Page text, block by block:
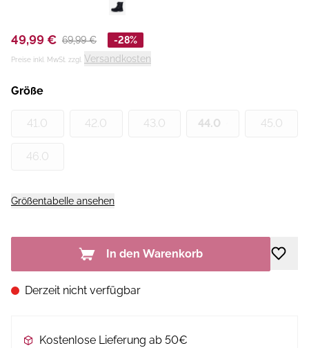
49,99 € 69,99 € -28%
Preise inkl. MwSt. zzgl. Versandkosten
Größe
41.0 42.0 43.0 44.0 45.0
46.0
Größentabelle ansehen
In den Warenkorb
Derzeit nicht verfügbar
Kostenlose Lieferung ab 50€